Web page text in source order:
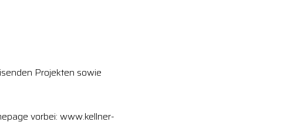
Projekten sowie
vorbei: www.kellner-